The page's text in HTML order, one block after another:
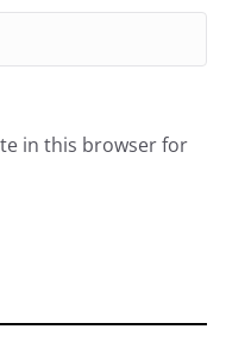
in this browser for